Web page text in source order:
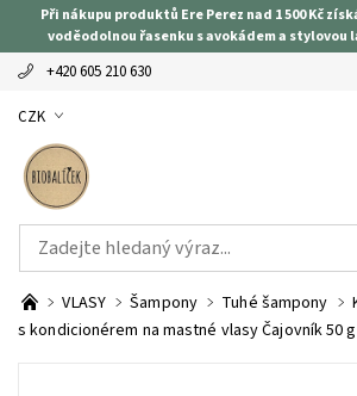
Při nákupu produktů Ere Perez nad 1 500 Kč
voděodolnou řasenku s avokádem a stylovou
+420 605 210 630
CZK
VLASY Šampony Tuhé šampony
s kondicionérem na mastné vlasy Čajovník 50 g